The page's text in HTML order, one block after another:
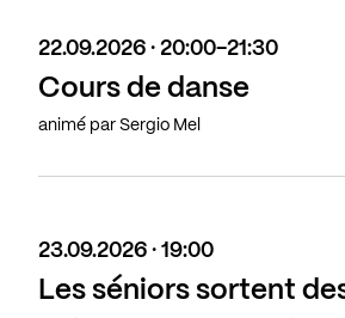
22.09.2026 · 20:00-21:30
Cours de danse
animé par Sergio Mel
23.09.2026 · 19:00
Les séniors sortent